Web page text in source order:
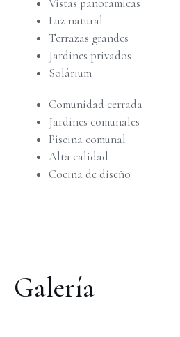
Vistas panorámicas
Luz natural
Terrazas grandes
Jardines privados
Solárium
Comunidad cerrada
Jardines comunales
Piscina comunal
Alta calidad
Cocina de diseño
Galería